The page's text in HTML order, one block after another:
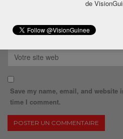
Save my name, email, and website
time I comment.
de